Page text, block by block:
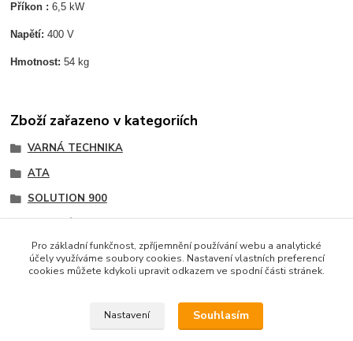
Příkon : 6,5 kW
Napětí: 400 V
Hmotnost:54 kg
Zboží zařazeno v kategoriích
VARNÁ TECHNIKA
ATA
SOLUTION 900
Grilovací desky
vystavit kupujícímu účtenku. Zároveň je povinen zaevidovat
přijatou tržbu u správce daně online; v případě technického
Pro základní funkčnost, zpříjemnění používání webu a analytické
účely využíváme soubory cookies. Nastavení vlastních preferencí
cookies můžete kdykoli upravit odkazem ve spodní části stránek.
Nastavení Souhlasím